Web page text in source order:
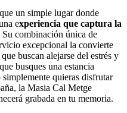
un simple lugar donde
experiencia que captura la
Su combinación única de
excepcional la convierte
buscan alejarse del estrés y
busques una estancia
quieras disfrutar
la Masia Cal Metge
grabada en tu memoria.